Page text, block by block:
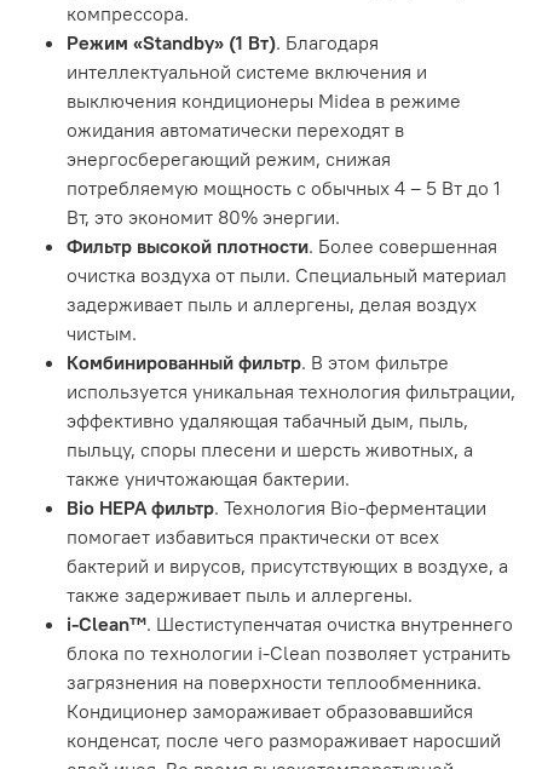
компрессора.
Режим «Standby» (1 Вт). Благодаря
интеллектуальной системе включения и
выключения кондиционеры Midea в режиме
ожидания автоматически переходят в
энергосберегающий режим, снижая
потребляемую мощность с обычных 4 – 5 Вт до 1
Вт, это экономит 80% энергии.
Фильтр высокой плотности. Более совершенная
очистка воздуха от пыли. Специальный материал
задерживает пыль и аллергены, делая воздух
чистым.
Комбинированный фильтр. В этом фильтре
используется уникальная технология фильтрации,
эффективно удаляющая табачный дым, пыль,
пыльцу, споры плесени и шерсть животных, а
также уничтожающая бактерии.
Bio HEPA фильтр. Технология Bio-ферментации
помогает избавиться практически от всех
бактерий и вирусов, присутствующих в воздухе, а
также задерживает пыль и аллергены.
i-Clean™. Шестиступенчатая очистка внутреннего
блока по технологии i-Clean позволяет устранить
загрязнения на поверхности теплообменника.
Кондиционер замораживает образовавшийся
конденсат, после чего размораживает наросший